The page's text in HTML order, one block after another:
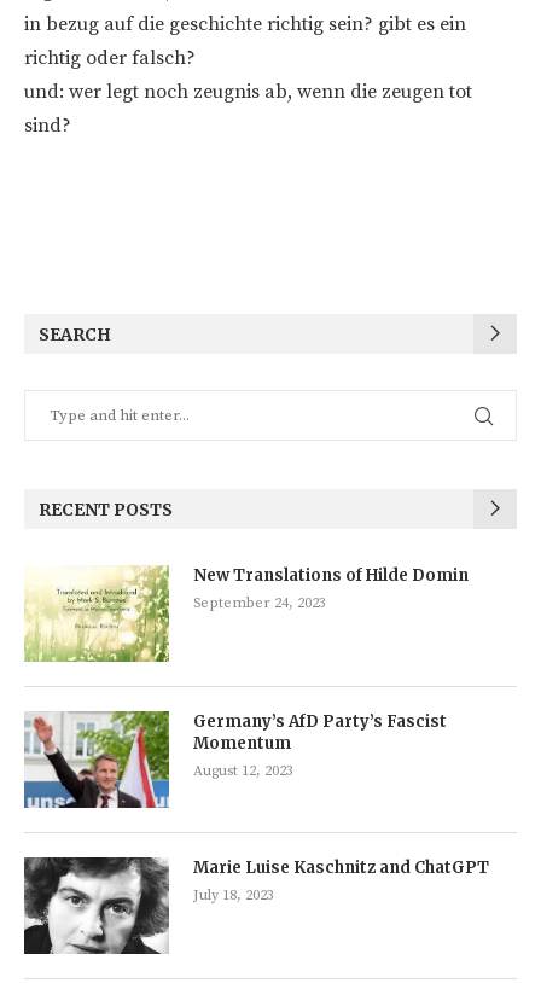
in bezug auf die geschichte richtig sein? gibt es ein
richtig oder falsch?
und: wer legt noch zeugnis ab, wenn die zeugen tot
sind?
SEARCH
RECENT POSTS
New Translations of Hilde Domin
September 24, 2023
Germany’s AfD Party’s Fascist
Momentum
August 12, 2023
Marie Luise Kaschnitz and ChatGPT
July 18, 2023